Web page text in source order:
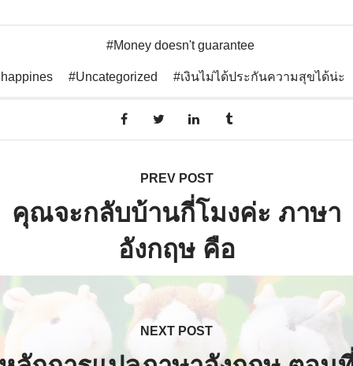
Money doesn't guarantee
happines Uncategorized เงินไม่ได้ประกันความสุขได้น่ะ
PREV POST
คุณจะกลับบ้านกี่โมงค่ะ ภาษา
อังกฤษ คือ
NEXT POST